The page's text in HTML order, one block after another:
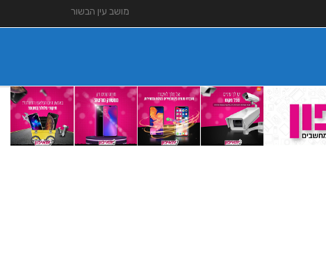
מושב עין הבשור